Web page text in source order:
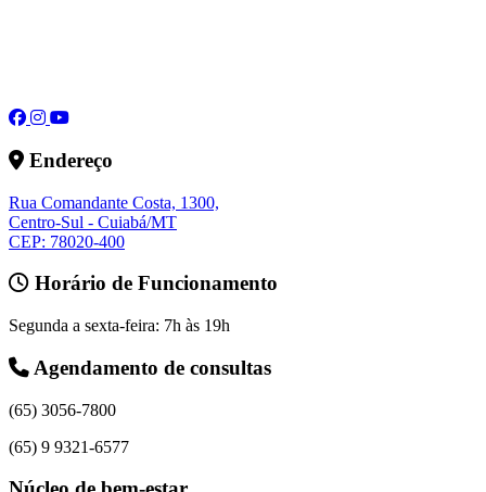
Endereço
Rua Comandante Costa, 1300,
Centro-Sul - Cuiabá/MT
CEP: 78020-400
Horário de Funcionamento
Segunda a sexta-feira: 7h às 19h
Agendamento de consultas
(65) 3056-7800
(65) 9 9321-6577